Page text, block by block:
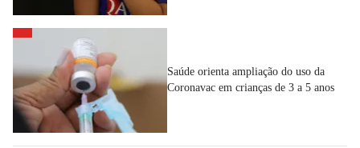
Saúde orienta ampliação do uso da
Coronavac em crianças de 3 a 5 anos